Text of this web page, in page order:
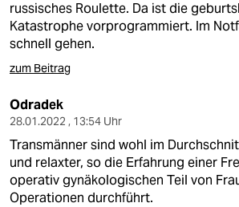
russisches Roulette. Da ist die
Katastrophe vorprogrammiert. Im
schnell gehen.
zum Beitrag
Odradek
28.01.2022 , 13:54 Uhr
Transmänner sind wohl im
und relaxter, so die Erfahrung einer
operativ gynäkologischen Teil von
Operationen durchführt.